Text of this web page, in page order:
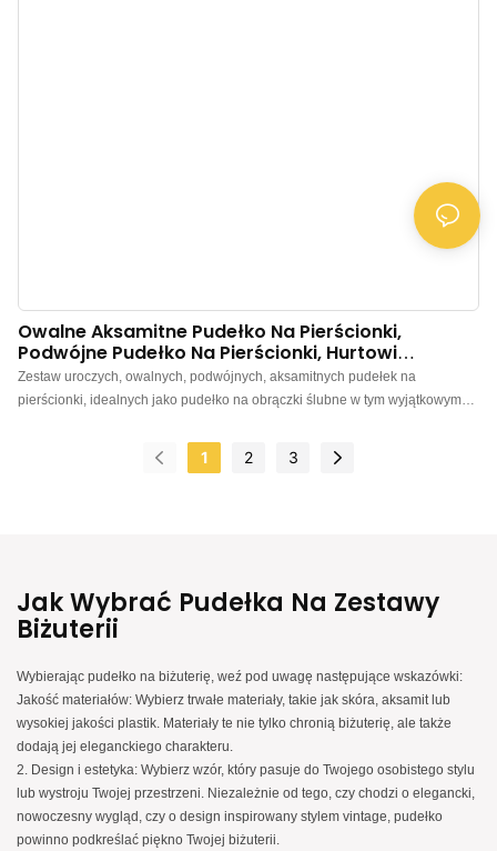
Owalne Aksamitne Pudełko Na Pierścionki,
Podwójne Pudełko Na Pierścionki, Hurtowi
Producenci - Annaigee
Zestaw uroczych, owalnych, podwójnych, aksamitnych pudełek na
pierścionki, idealnych jako pudełko na obrączki ślubne w tym wyjątkowym
zapewnia doskonałe zdjęcia i bezpieczne przechowywanie. Pomieści
również do 2 par kolczyków. Dostępne w różnych kolorach, co gwarantuje
jakości aksamitu, który zapewnia długotrwały połysk. Miękkie wnętrze
zapewnia doskonałą ochronę biżuterii i prezentów. Wielofunkcyjne: Idealne
do przechowywania pierścionków, zaręczyn, ceremonii, ekspozycji
x 4,2 x 3,6 cm. Biżuteria nie jest dołączona. Wygodny rozmiar sprawia, że ​​
pudełk
1 2 3
Jak Wybrać Pudełka Na Zestawy
Biżuterii
Wybierając pudełko na biżuterię, weź pod uwagę następujące wskazówki:
Jakość materiałów: Wybierz trwałe materiały, takie jak skóra, aksamit lub
wysokiej jakości plastik. Materiały te nie tylko chronią biżuterię, ale także
dodają jej eleganckiego charakteru.
2. Design i estetyka: Wybierz wzór, który pasuje do Twojego osobistego stylu
lub wystroju Twojej przestrzeni. Niezależnie od tego, czy chodzi o elegancki,
nowoczesny wygląd, czy o design inspirowany stylem vintage, pudełko
powinno podkreślać piękno Twojej biżuterii.